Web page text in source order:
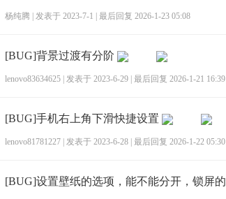
杨纯腾 发表于 2023-7-1 最后回复 2026-1-23 05:08
[BUG]背景过渡有分阶
lenovo83634625 发表于 2023-6-29 最后回复 2026-1-21 16:39
[BUG]手机右上角下滑快捷设置
lenovo81781227 发表于 2023-6-28 最后回复 2026-1-22 05:30